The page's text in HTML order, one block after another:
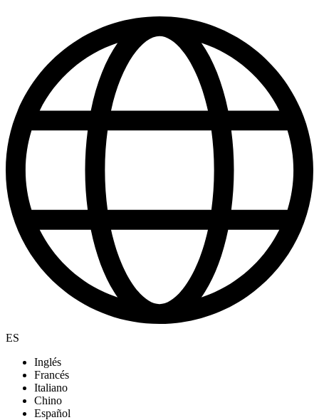
ES
Inglés
Francés
Italiano
Chino
Español